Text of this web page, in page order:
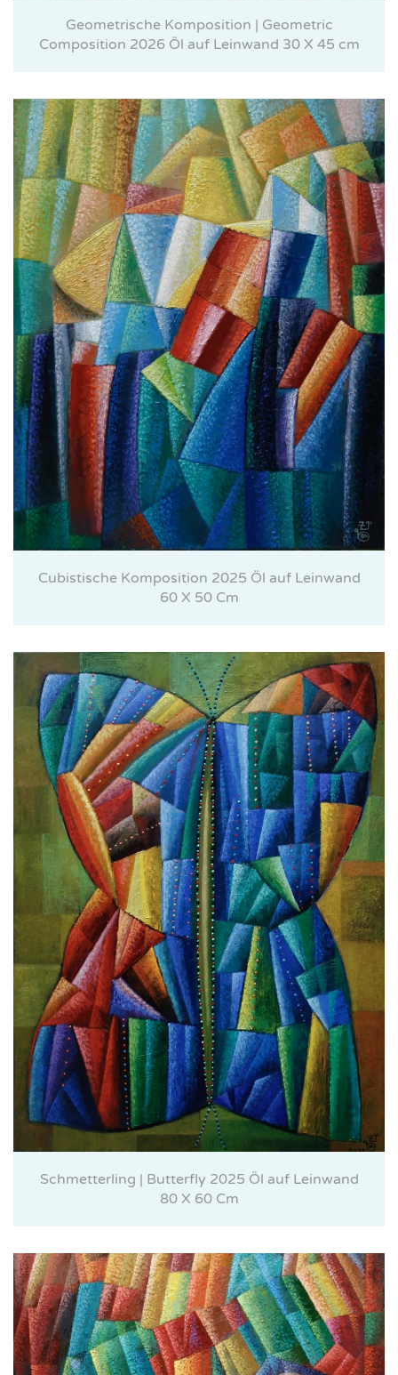
Geometrische Komposition | Geometric
Composition 2026 Öl auf Leinwand 30 X 45 cm
Cubistische Komposition 2025 Öl auf Leinwand
60 X 50 Cm
Schmetterling | Butterfly 2025 Öl auf Leinwand
80 X 60 Cm